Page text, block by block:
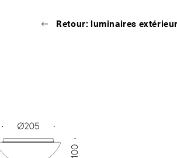
Retour: luminaires